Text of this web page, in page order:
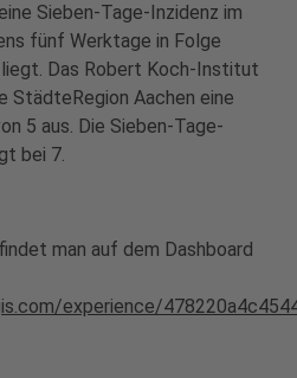
Sieben-Tage-Inzidenz im
fünf Werktage in Folge
Das Robert Koch-Institut
StädteRegion Aachen eine
5 aus. Die Sieben-Tage-
bei 7.
man auf dem Dashboard
experience/